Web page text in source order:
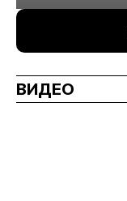
ВИДЕО